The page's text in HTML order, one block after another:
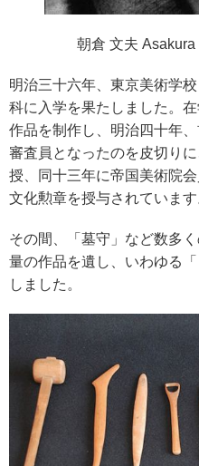
朝倉 文夫
明治三十六年、東京美術学
科に入学を果たしました。
作品を制作し、明治四十年
審査員となったのを皮切り
授、同十三年に帝国美術院
文化勲章を授与されています
その間、「墓守」など数多
量の作品を遺し、いわゆる
しました。